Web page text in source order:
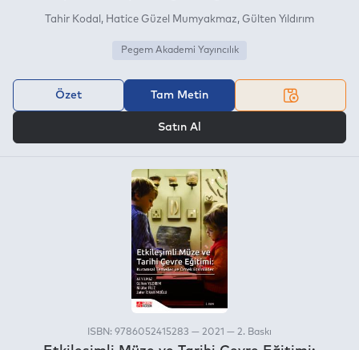
Tahir Kodal Hatice Güzel Mumyakmaz Gülten Yıldırım
Pegem Akademi Yayıncılık
Özet Tam Metin
Satın Al
ISBN: 9786052415283 — 2021 — 2. Baskı